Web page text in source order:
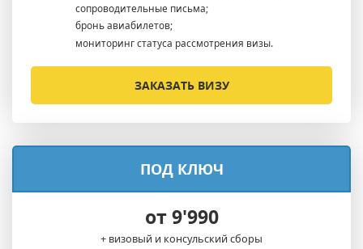
сопроводительные письма;
бронь авиабилетов;
мониторинг статуса рассмотрения визы.
ЗАКАЗАТЬ ВИЗУ
ПОД КЛЮЧ
от 9'990
+ визовый и консульский сборы